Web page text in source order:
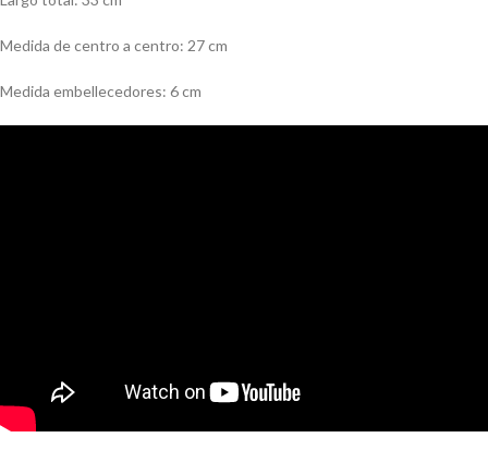
Medida de centro a centro: 27 cm
Medida embellecedores: 6 cm